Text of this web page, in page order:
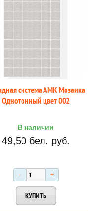
от 19.50
система АМК Мозаика
Однотонный цвет 002
В наличии
49,50 бел. руб.